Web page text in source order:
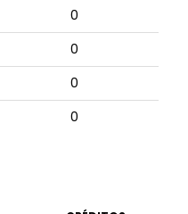
0
0
0
0